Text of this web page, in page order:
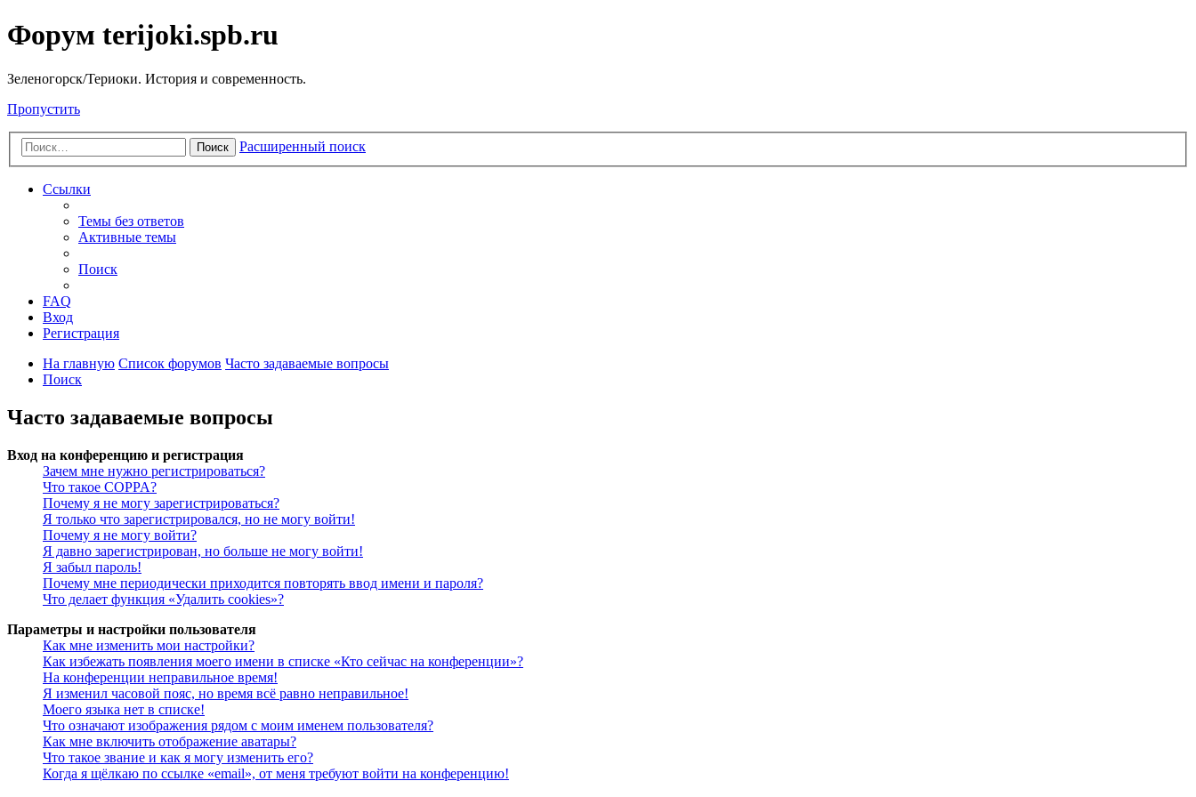
Форум terijoki.spb.ru
Зеленогорск/Териоки. История и современность.
Пропустить
Поиск Расширенный поиск
Ссылки
Темы без ответов
Активные темы
Поиск
FAQ
Вход
Регистрация
На главную Список форумов Часто задаваемые вопросы
Поиск
Часто задаваемые вопросы
Вход на конференцию и регистрация
Зачем мне нужно регистрироваться?
Что такое COPPA?
Почему я не могу зарегистрироваться?
Я только что зарегистрировался, но не могу войти!
Почему я не могу войти?
Я давно зарегистрирован, но больше не могу войти!
Я забыл пароль!
Почему мне периодически приходится повторять ввод имени и пароля?
Что делает функция «Удалить cookies»?
Параметры и настройки пользователя
Как мне изменить мои настройки?
Как избежать появления моего имени в списке «Кто сейчас на конференции»?
На конференции неправильное время!
Я изменил часовой пояс, но время всё равно неправильное!
Моего языка нет в списке!
Что означают изображения рядом с моим именем пользователя?
Как мне включить отображение аватары?
Что такое звание и как я могу изменить его?
Когда я щёлкаю по ссылке «email», от меня требуют войти на конференцию!